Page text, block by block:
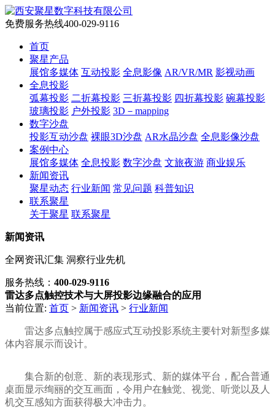
免费服务热线400-029-9116
首页
聚星产品
展馆多媒体 互动投影 全息影像 AR/VR/MR 影视动画
全息投影
弧幕投影 二折幕投影 三折幕投影 四折幕投影 碗幕投影
玻璃投影 户外投影 3D－mapping
数字沙盘
投影互动沙盘 裸眼3D沙盘 AR水晶沙盘 全息影像沙盘
案例中心
展馆多媒体 全息投影 数字沙盘 文旅夜游 商业娱乐
新闻资讯
聚星动态 行业新闻 常见问题 科普知识
联系聚星
关于聚星 联系聚星
新闻资讯
全网资讯汇集 洞察行业先机
服务热线： 400-029-9116
雷达多点触控技术与大屏投影边缘融合的应用
当前位置: 首页 > 新闻资讯 > 行业新闻
雷达多点触控属于感应式互动投影系统主要针对新型多媒
体内容展示而设计。
集合新的创意、新的表现形式、新的媒体平台，配合普通
桌面显示绚丽的交互画面，令用户在触觉、视觉、听觉以及人
机交互感知方面获得极大冲击力。